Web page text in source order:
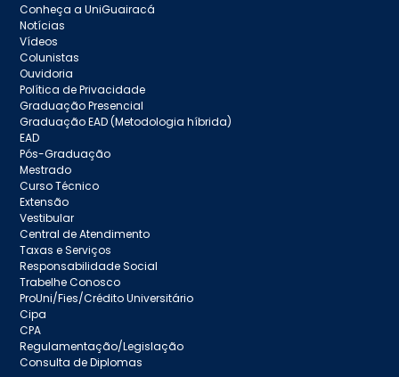
Conheça a UniGuairacá
Notícias
Vídeos
Colunistas
Ouvidoria
Política de Privacidade
Graduação Presencial
Graduação EAD (Metodologia híbrida)
EAD
Pós-Graduação
Mestrado
Curso Técnico
Extensão
Vestibular
Central de Atendimento
Taxas e Serviços
Responsabilidade Social
Trabelhe Conosco
ProUni/Fies/Crédito Universitário
Cipa
CPA
Regulamentação/Legislação
Consulta de Diplomas